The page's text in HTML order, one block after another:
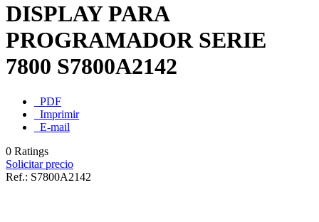
DISPLAY PARA
PROGRAMADOR SERIE
7800 S7800A2142
PDF
Imprimir
E-mail
0 Ratings
Solicitar precio
Ref.: S7800A2142